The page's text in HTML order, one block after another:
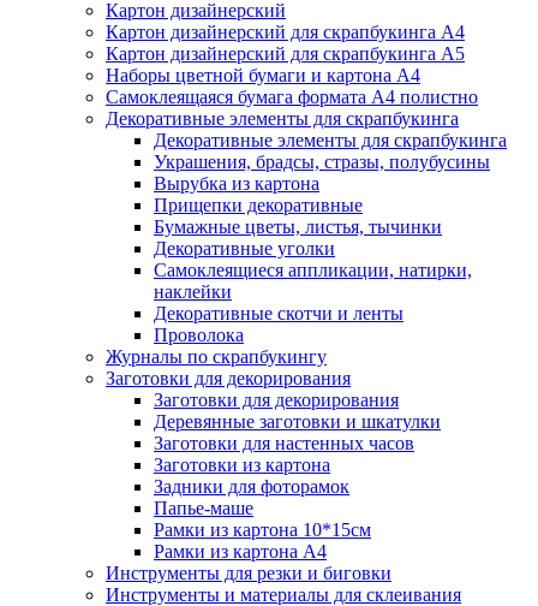
Картон дизайнерский
Картон дизайнерский для скрапбукинга А4
Картон дизайнерский для скрапбукинга А5
Наборы цветной бумаги и картона А4
Самоклеящаяся бумага формата А4 полистно
Декоративные элементы для скрапбукинга
Декоративные элементы для скрапбукинга
Украшения, брадсы, стразы, полубусины
Вырубка из картона
Прищепки декоративные
Бумажные цветы, листья, тычинки
Декоративные уголки
Самоклеящиеся аппликации, натирки,
наклейки
Декоративные скотчи и ленты
Проволока
Журналы по скрапбукингу
Заготовки для декорирования
Заготовки для декорирования
Деревянные заготовки и шкатулки
Заготовки для настенных часов
Заготовки из картона
Задники для фоторамок
Папье-маше
Рамки из картона 10*15см
Рамки из картона А4
Инструменты для резки и биговки
Инструменты и материалы для склеивания